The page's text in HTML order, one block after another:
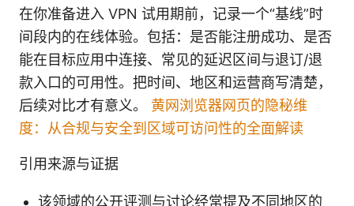
在你准备进入 VPN 试用期前，记录一个“基线”时
间段内的在线体验。包括：是否能注册成功、是否
能在目标应用中连接、常见的延迟区间与退订/退
款入口的可用性。把时间、地区和运营商写清楚，
后续对比才有意义。 黄网浏览器网页的隐秘维
度：从合规与安全到区域可访问性的全面解读
引用来源与证据
该领域的公开评测与讨论经常提及不同地区的